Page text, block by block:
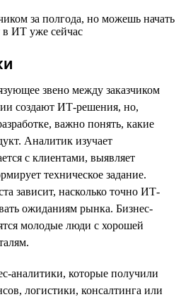
звено между заказчиком
создают ИТ-решения, но,
важно понять, какие
Аналитик изучает
с клиентами, выявляет
техническое задание.
зависит, насколько точно ИТ-
ожиданиям рынка. Бизнес-
молодые люди с хорошей
аналитики, которые получили
логистики, консалтинга или